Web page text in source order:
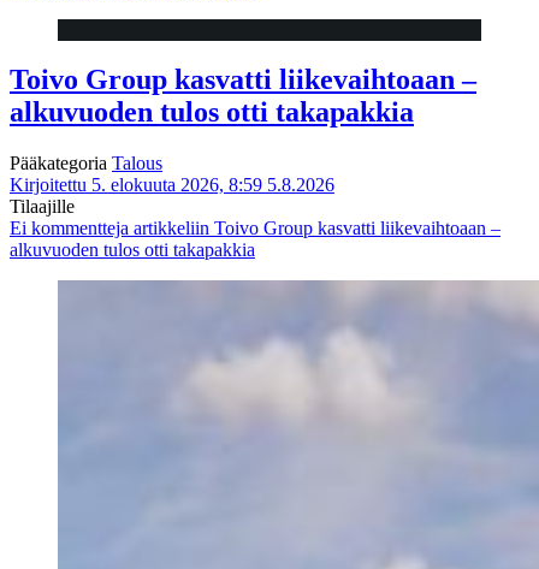
Toivo Group kasvatti liikevaihtoaan –
alkuvuoden tulos otti takapakkia
Pääkategoria Talous
Kirjoitettu 5. elokuuta 2026, 8:59 5.8.2026
Tilaajille
Ei kommentteja artikkeliin Toivo Group kasvatti liikevaihtoaan –
alkuvuoden tulos otti takapakkia